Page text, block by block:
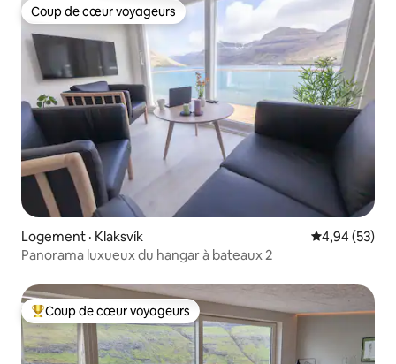
Coup de cœur voyageurs
Coup de cœur voyageurs
Logement · Klaksvík Note
4,94 (53)
Panorama luxueux du hangar à bateaux 2
Coup de cœur voyageurs parmi les plus aimés
Coup de cœur voyageurs